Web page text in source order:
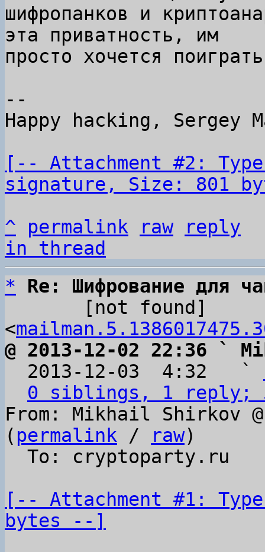
шифропанков и
эта приватность, им
просто хочется
--
Happy hacking, Sergey
[-- Attachment #2:
signature, Size: 801
^
permalink raw
reply
in thread
*
Re: Шифрование для
<
@ 2013-12-02 22:36 `
2013-12-03  4:32   `
0 siblings, 1 reply;
From: Mikhail Shirkov
( permalink / raw)
[-- Attachment #1:
bytes --]